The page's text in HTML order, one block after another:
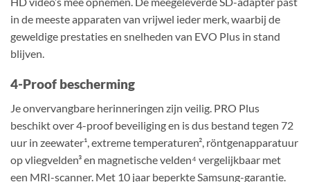
in de meeste apparaten van vrijwel ieder merk, waarbij de
geweldige prestaties en snelheden van EVO Plus in stand
blijven.
4-Proof bescherming
Je onvervangbare herinneringen zijn veilig. PRO Plus
beschikt over 4-proof beveiliging en is dus bestand tegen 72
uur in zeewater¹, extreme temperaturen², röntgenapparatuur
op vliegvelden³ en magnetische velden⁴ vergelijkbaar met
een MRI-scanner. Met 10 jaar beperkte Samsung-garantie.